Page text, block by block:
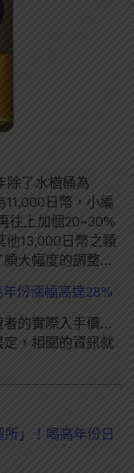
除了水楢桶為
日幣，小編
往上加個20~30%
13,000日幣之類
頗大幅度的調整…
份漲幅高達28%
者的實際入手價…
，相關的資訊就
」！喝高年份日